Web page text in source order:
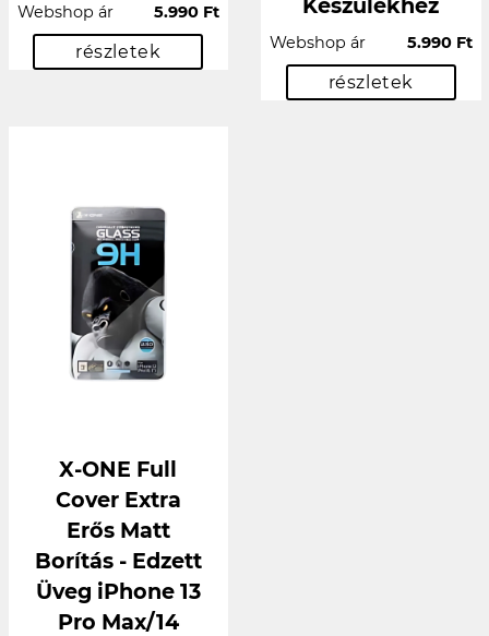
Webshop ár 5.990 Ft
részletek
Készülékhez
Webshop ár 5.990 Ft
részletek
X-ONE Full
Cover Extra
Erős Matt
Borítás - Edzett
Üveg iPhone 13
Pro Max/14